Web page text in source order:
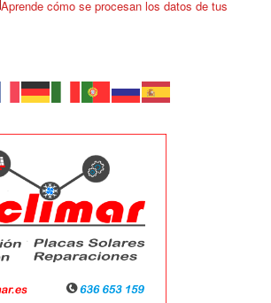
Aprende cómo se procesan los datos de tus